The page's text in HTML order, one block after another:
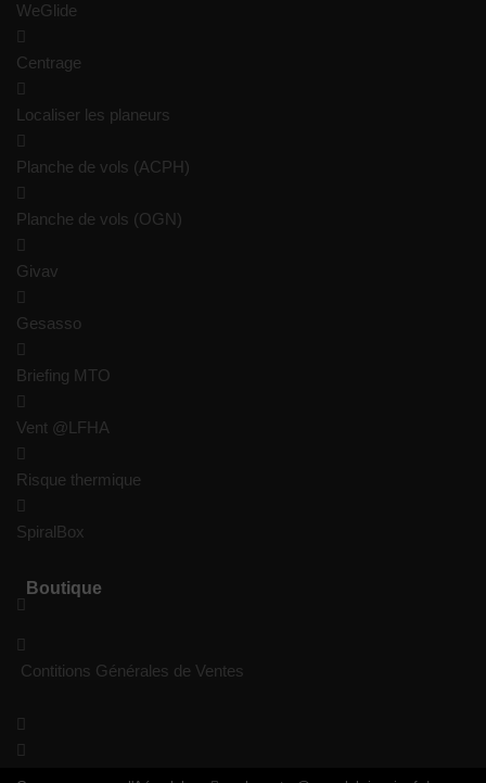
WeGlide
Centrage
Localiser les planeurs
Planche de vols (ACPH)
Planche de vols (OGN)
Givav
Gesasso
Briefing MTO
Vent @LFHA
Risque thermique
SpiralBox
Boutique
Contitions Générales de Ventes